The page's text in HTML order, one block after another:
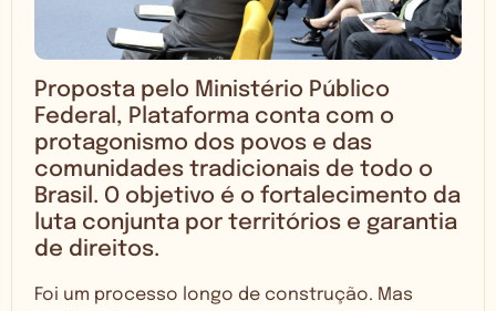
Proposta pelo Ministério Público
Federal, Plataforma conta com o
protagonismo dos povos e das
comunidades tradicionais de todo o
Brasil. O objetivo é o fortalecimento da
luta conjunta por territórios e garantia
de direitos.
Foi um processo longo de construção. Mas